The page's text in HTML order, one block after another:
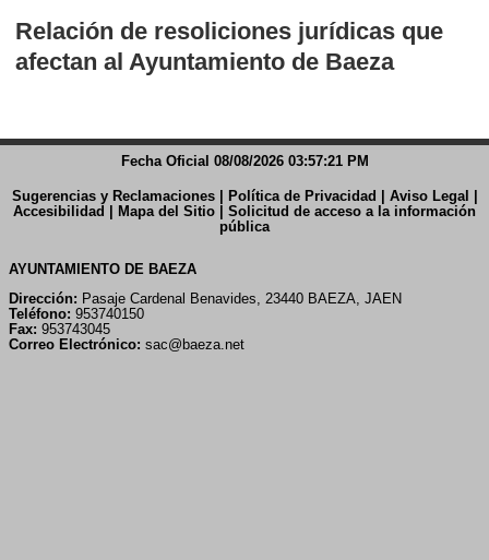
Relación de resoliciones jurídicas que
afectan al Ayuntamiento de Baeza
Fecha Oficial 08/08/2026 03:57:22 PM
Sugerencias y Reclamaciones| Política de Privacidad | Aviso Legal |
Accesibilidad | Mapa del Sitio | Solicitud de acceso a la información
pública
AYUNTAMIENTO DE BAEZA
Dirección: Pasaje Cardenal Benavides, 23440 BAEZA, JAEN
Teléfono: 953740150
Fax: 953743045
Correo Electrónico: sac@baeza.net